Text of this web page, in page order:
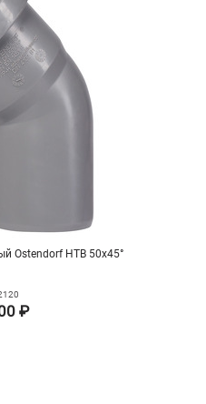
Ostendorf HTB 50х45°
₽